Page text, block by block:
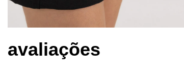
avaliações